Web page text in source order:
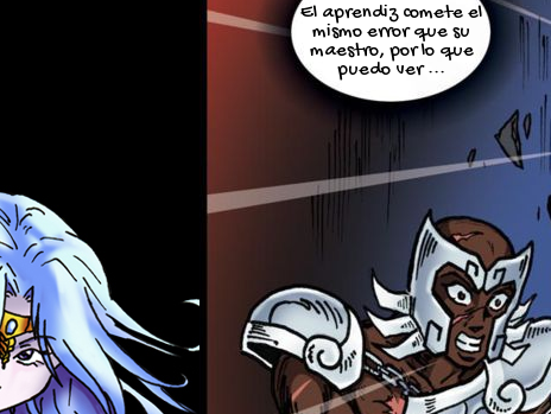
El aprendiz comete el
mismo error que su
maestro, por lo que
puedo ver ...